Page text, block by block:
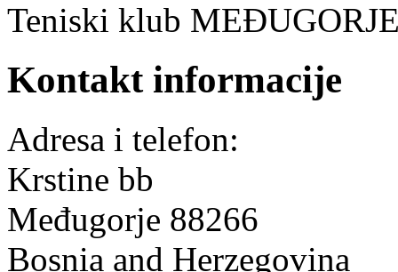
Teniski klub
Kontakt informacije
Adresa i telefon:
Krstine bb
Međugorje 88266
Bosnia and Herzegovina